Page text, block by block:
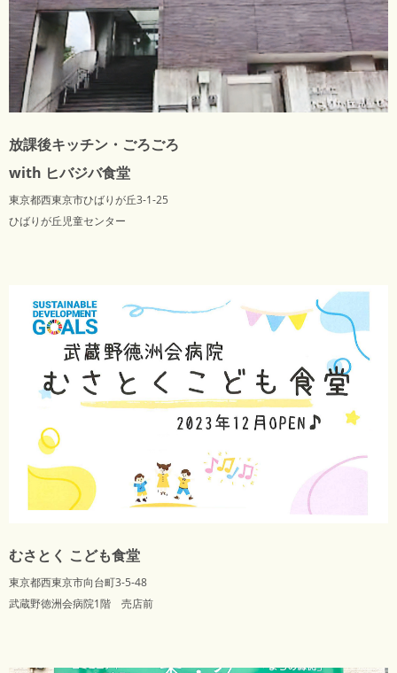
放課後キッチン・ごろごろ
with ヒバジバ食堂
東京都西東京市ひばりが丘3-1-25
ひばりが丘児童センター
むさとく こども食堂
東京都西東京市向台町3-5-48
武蔵野徳洲会病院1階 売店前